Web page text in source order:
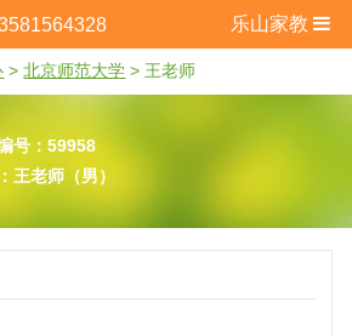
乐山家教
>北京师范大学 > 王老师
号：59958
王老师（男）